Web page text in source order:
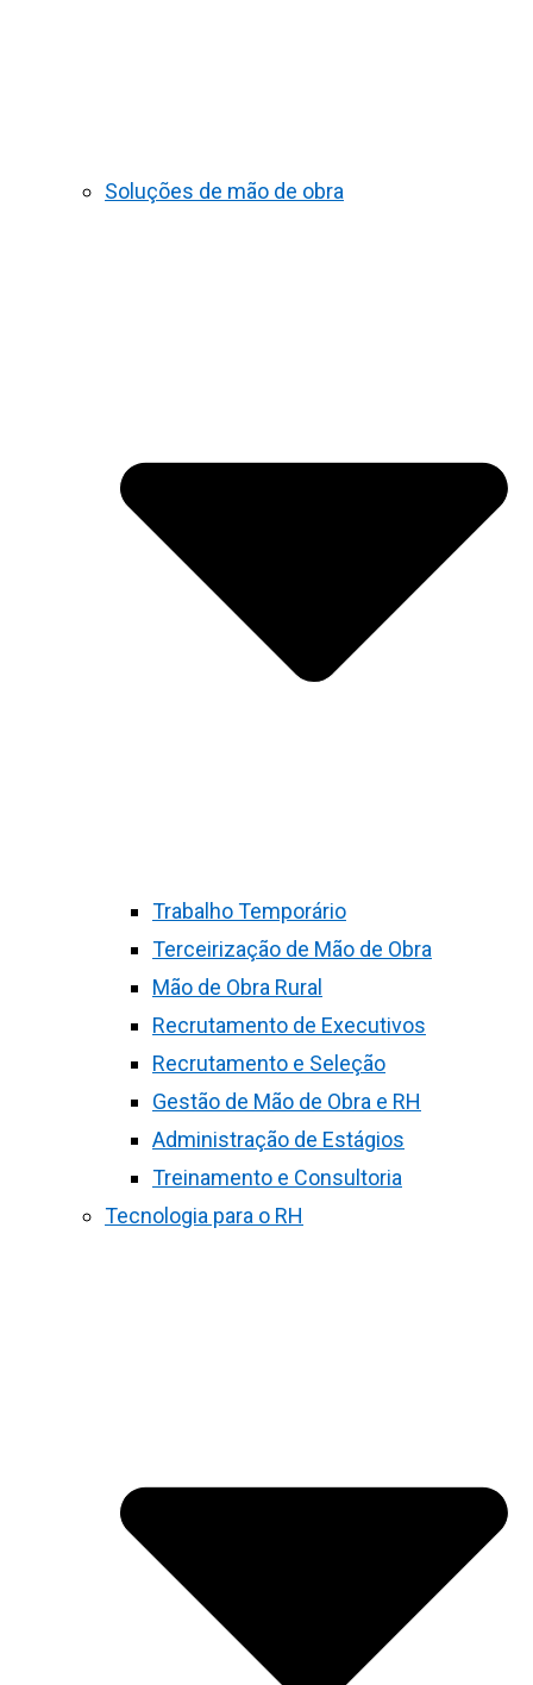
Soluções de mão de obra
Trabalho Temporário
Terceirização de Mão de Obra
Mão de Obra Rural
Recrutamento de Executivos
Recrutamento e Seleção
Gestão de Mão de Obra e RH
Administração de Estágios
Treinamento e Consultoria
Tecnologia para o RH